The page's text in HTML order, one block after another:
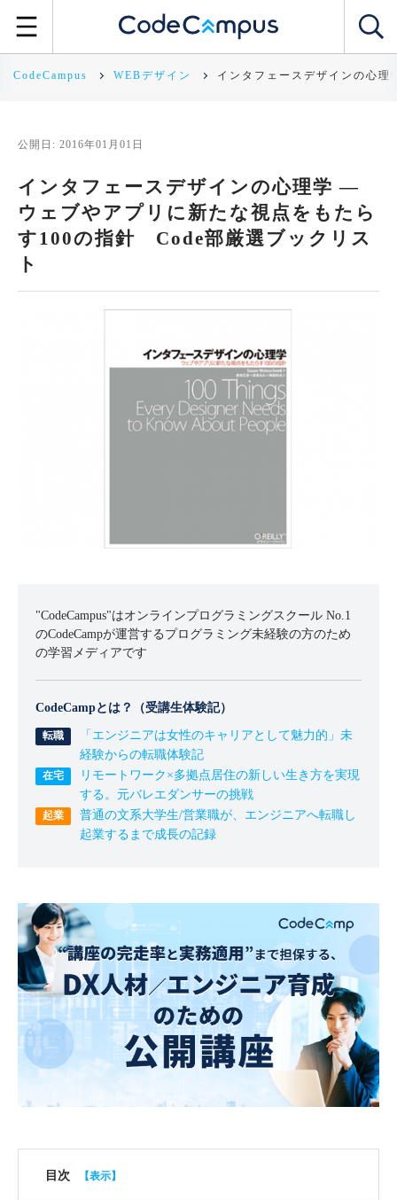
CodeCampus WEBデザイン インタフェースデザインの心
公開日: 2016年01月01日
インタフェースデザインの心理学 ―
ウェブやアプリに新たな視点をもたら
す100の指針 Code部厳選ブックリス
ト
"CodeCampus"はオンラインプログラミングスクール No.1
のCodeCampが運営するプログラミング未経験の方のため
の学習メディアです
CodeCampとは？（受講生体験記）
「エンジニアは女性のキャリアとして魅力的」未
経験からの転職体験記
リモートワーク×多拠点居住の新しい生き方を実現
する。元バレエダンサーの挑戦
普通の文系大学生/営業職が、エンジニアへ転職し
起業するまで成長の記録
目次